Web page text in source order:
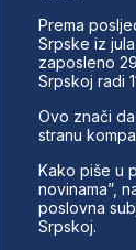
Prema
Srpske iz
zaposleno
Srpskoj radi
Ovo znači
stranu
Kako piše u
novinama”,
poslovna
Srpskoj.